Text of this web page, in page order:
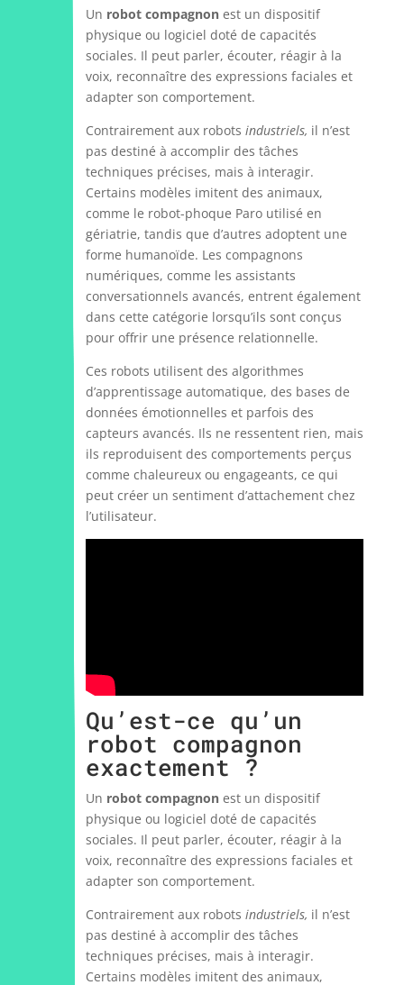
Un robot compagnonest un dispositif
physique ou logiciel doté de capacités
sociales. Il peut parler, écouter, réagir à la
voix, reconnaître des expressions faciales et
adapter son comportement.
Contrairement aux robots industriels, il n’est
pas destiné à accomplir des tâches
techniques précises, mais à interagir.
Certains modèles imitent des animaux,
comme le robot-phoque Paro utilisé en
gériatrie, tandis que d’autres adoptent une
forme humanoïde. Les compagnons
numériques, comme les assistants
conversationnels avancés, entrent également
dans cette catégorie lorsqu’ils sont conçus
pour offrir une présence relationnelle.
Ces robots utilisent des algorithmes
d’apprentissage automatique, des bases de
données émotionnelles et parfois des
capteurs avancés. Ils ne ressentent rien, mais
ils reproduisent des comportements perçus
comme chaleureux ou engageants, ce qui
peut créer un sentiment d’attachement chez
l’utilisateur.
Qu’est-ce qu’un
robot compagnon
exactement ?
Un robot compagnonest un dispositif
physique ou logiciel doté de capacités
sociales. Il peut parler, écouter, réagir à la
voix, reconnaître des expressions faciales et
adapter son comportement.
Contrairement aux robots industriels, il n’est
pas destiné à accomplir des tâches
techniques précises, mais à interagir.
Certains modèles imitent des animaux,